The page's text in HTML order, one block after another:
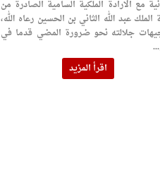
مع الارادة الملكية السامية الصادرة من
الملك عبد الله الثاني بن الحسين رعاه الله،
جلالته نحو ضرورة المضي قدما في
اقرأ المزيد